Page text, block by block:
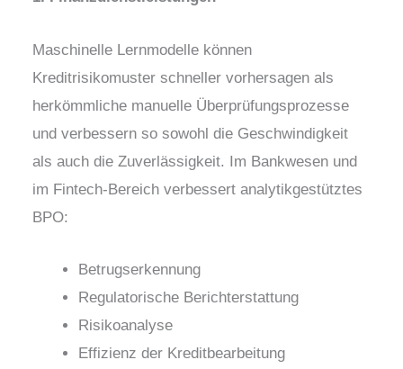
Maschinelle Lernmodelle können
Kreditrisikomuster schneller vorhersagen als
herkömmliche manuelle Überprüfungsprozesse
und verbessern so sowohl die Geschwindigkeit
als auch die Zuverlässigkeit. Im Bankwesen und
im Fintech-Bereich verbessert analytikgestütztes
BPO:
Betrugserkennung
Regulatorische Berichterstattung
Risikoanalyse
Effizienz der Kreditbearbeitung